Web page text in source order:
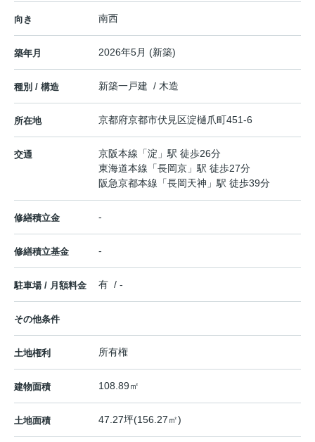
向き 南西
築年月 2026年5月 (新築)
種別 / 構造 新築一戸建 / 木造
所在地 京都府京都市伏見区淀樋爪町451-6
交通 京阪本線 「淀 」駅 徒歩26分
東海道本線 「長岡京 」駅 徒歩27分
阪急京都本線 「長岡天神 」駅 徒歩39分
修繕積立金 -
修繕積立基金 -
駐車場 / 月額料金 有 / -
その他条件
土地権利 所有権
建物面積 108.89㎡
土地面積 47.27坪(156.27㎡)